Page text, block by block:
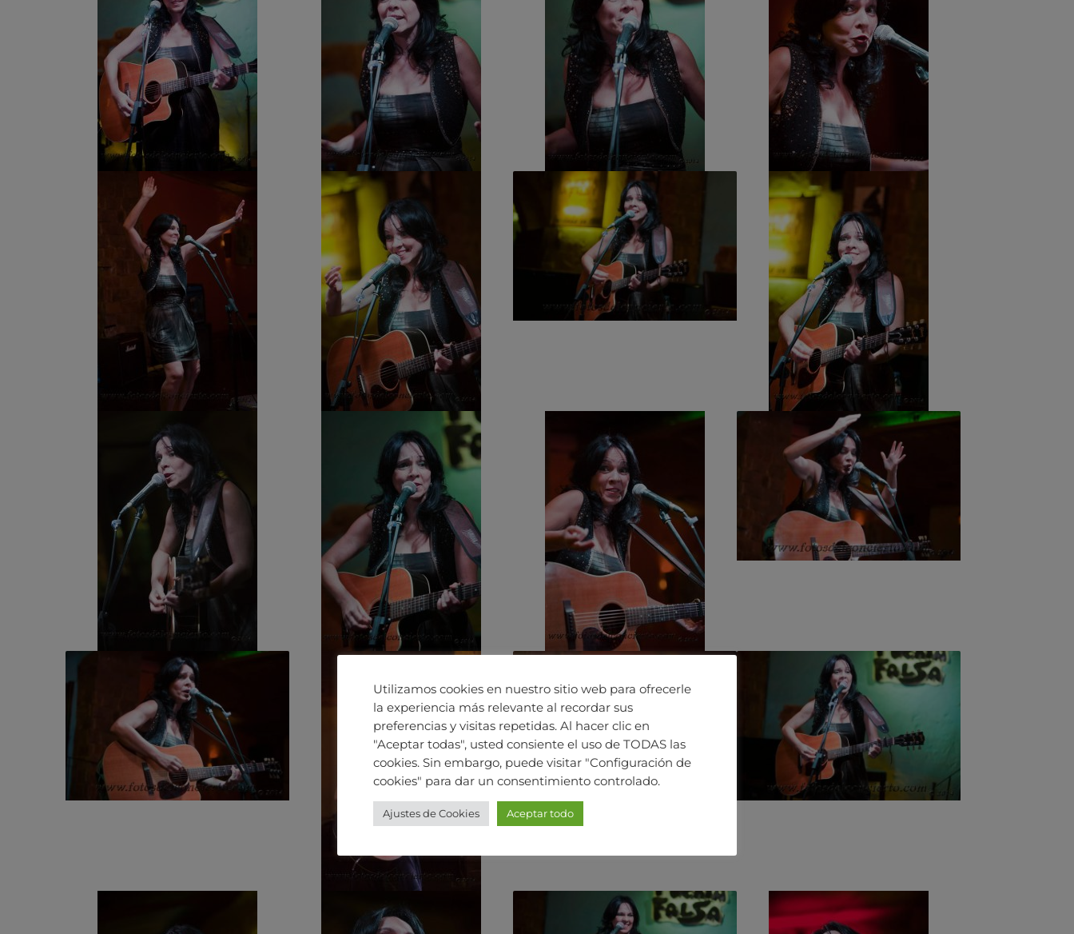
Utilizamos cookies en nuestro sitio web para ofrecerle
la experiencia más relevante al recordar sus
preferencias y visitas repetidas. Al hacer clic en
"Aceptar todas", usted consiente el uso de TODAS las
cookies. Sin embargo, puede visitar "Configuración de
cookies" para dar un consentimiento controlado.
Ajustes de Cookies Aceptar todo